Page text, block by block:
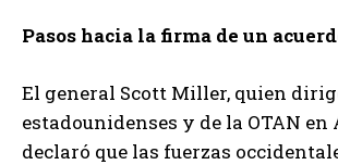
Pasos hacia la firma de un
El general Scott Miller, quien
estadounidenses y de la OTAN
declaró que las fuerzas